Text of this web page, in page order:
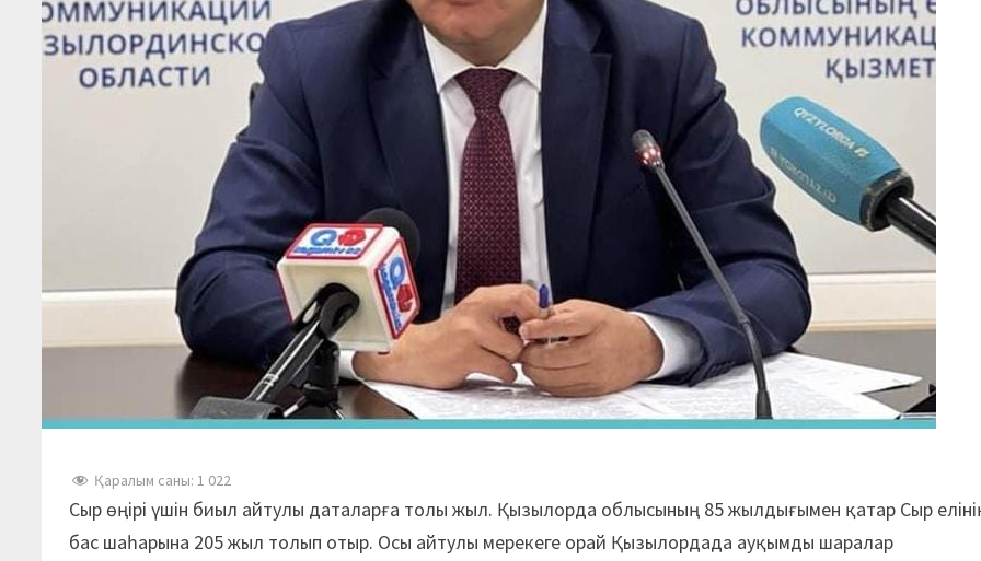
Қаралым саны: 1 022
Сыр өңірі үшін биыл айтулы даталарға толы жыл. Қызылорда облысының 85 жылдығымен қатар Сыр
бас шаһарына 205 жыл толып отыр. Осы айтулы мерекеге орай Қызылордада ауқымды шаралар